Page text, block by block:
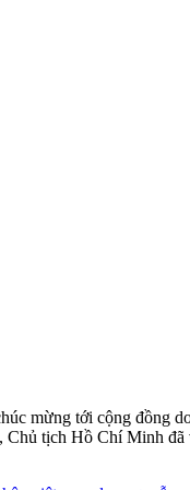
mừng tới cộng đồng
Chủ tịch Hồ Chí Minh